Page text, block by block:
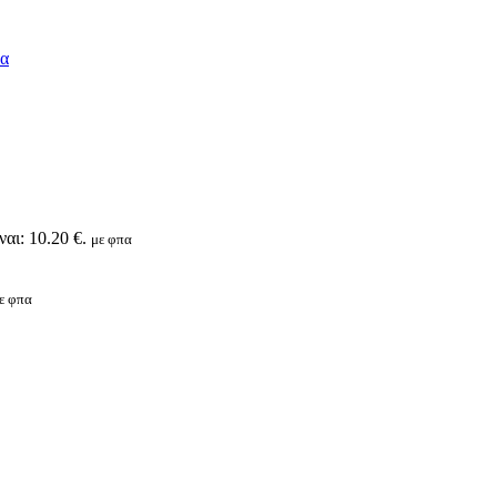
10.20 €. με φπα
φπα